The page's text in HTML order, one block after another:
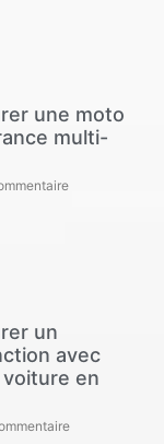
une moto
multi-
un
avec
en